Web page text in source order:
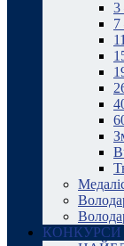
3
7
КОНКУРСИ